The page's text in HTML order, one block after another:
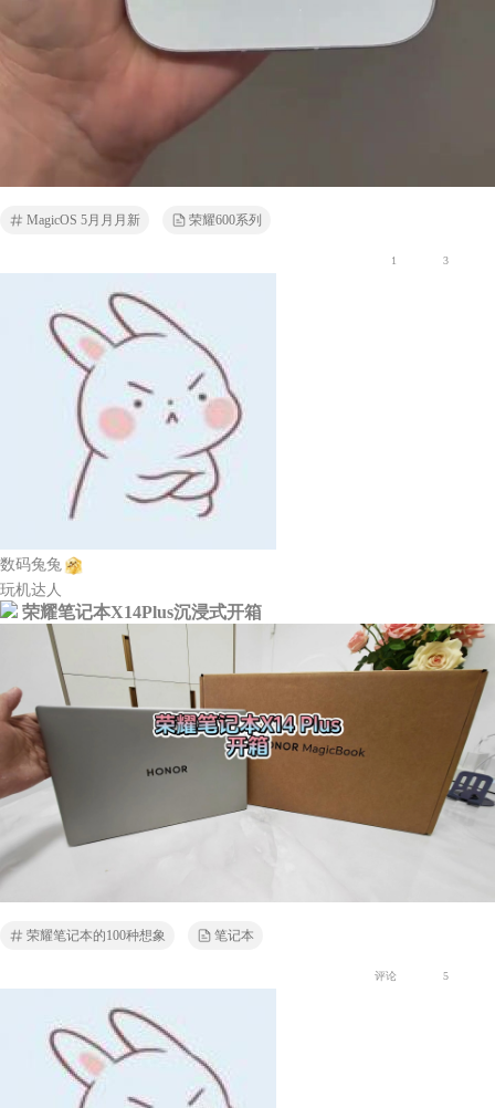
MagicOS 5月月月新 荣耀600系列
1 3
数码兔兔
玩机达人
荣耀笔记本X14Plus沉浸式开箱
荣耀笔记本的100种想象 笔记本
评论 5